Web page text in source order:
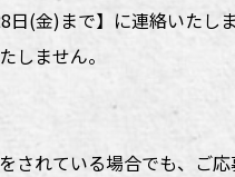
(金)まで】に連絡いたしま
しません。
されている場合でも、ご応